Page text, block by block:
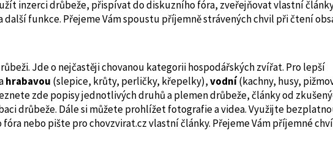
inzerci drůbeže, přispívat do diskuzního fóra, zveřejňovat vlastní
funkce. Přejeme Vám spoustu příjemně strávených chvil při čtení
Jde o nejčastěji chovanou kategorii hospodářských zvířat. Pro lepší
hrabavou (slepice, krůty, perličky, křepelky),vodní(kachny, husy,
zde popisy jednotlivých druhů a plemen drůbeže, články od
drůbeže. Dále si můžete prohlížet fotografie a videa. Využijte
nebo pište pro chovzvirat.cz vlastní články. Přejeme Vám příjemné